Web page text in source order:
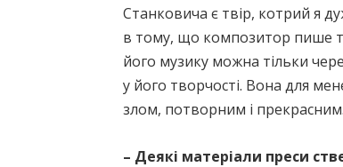
Станковича є твір, котрий я
в тому, що композитор пише
його музику можна тільки
у його творчості. Вона для
злом, потворним і
– Деякі матеріали преси